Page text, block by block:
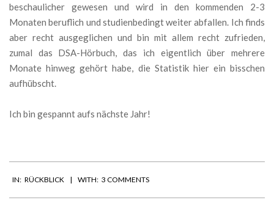
beschaulicher gewesen und wird in den kommenden 2-3
Monaten beruflich und studienbedingt weiter abfallen. Ich finds
aber recht ausgeglichen und bin mit allem recht zufrieden,
zumal das DSA-Hörbuch, das ich eigentlich über mehrere
Monate hinweg gehört habe, die Statistik hier ein bisschen
aufhübscht.
Ich bin gespannt aufs nächste Jahr!
12-
29
IN: RÜCKBLICK WITH: 3 COMMENTS